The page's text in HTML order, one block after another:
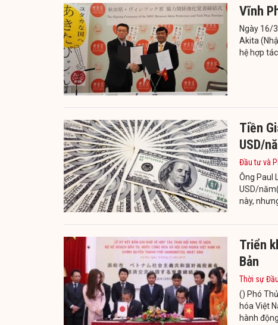
Vĩnh
Ngày 16/
Akita
hệ hợp
Tiền
USD/
Đầu tư và
Ông Paul
USD/
này,
Triển
Bản
Thời sự
() Phó
hóa Việt
hành